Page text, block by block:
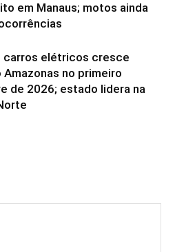
em Manaus; motos ainda
carros elétricos cresce
Amazonas no primeiro
de 2026; estado lidera na